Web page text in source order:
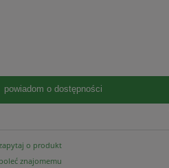
powiadom o dostępności
o produkt
znajomemu